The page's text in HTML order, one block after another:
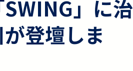
」に治
登壇しま